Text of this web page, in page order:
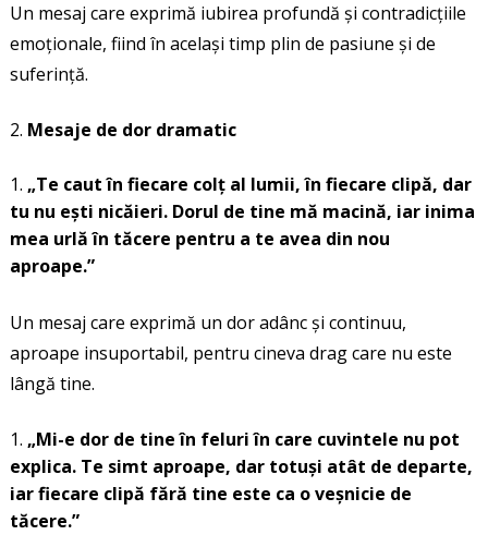
Un mesaj care exprimă iubirea profundă și contradicțiile
emoționale, fiind în același timp plin de pasiune și de
suferință.
Mesaje de dor dramatic
„Te caut în fiecare colț al lumii, în fiecare clipă, dar
tu nu ești nicăieri. Dorul de tine mă macină, iar inima
mea urlă în tăcere pentru a te avea din nou
aproape.”
Un mesaj care exprimă un dor adânc și continuu,
aproape insuportabil, pentru cineva drag care nu este
lângă tine.
„Mi-e dor de tine în feluri în care cuvintele nu pot
explica. Te simt aproape, dar totuși atât de departe,
iar fiecare clipă fără tine este ca o veșnicie de
tăcere.”